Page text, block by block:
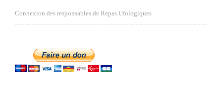
Connexion des responsables de Repas Ufologiques